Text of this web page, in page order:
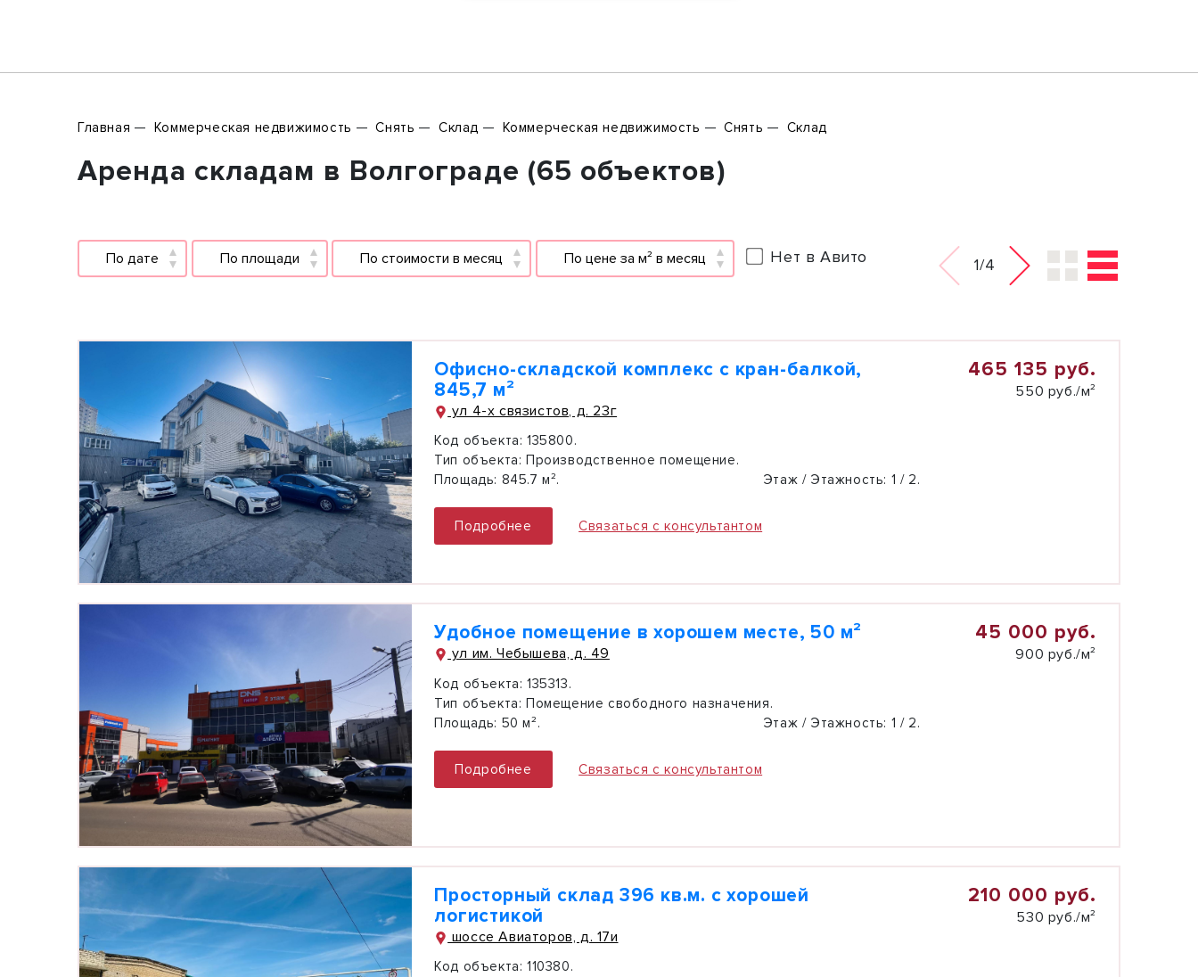
Главная Коммерческая недвижимость Снять Склад Коммерческая недвижимость Снять Склад
Аренда складам в Волгограде (65 объектов)
По дате По площади По стоимости в месяц По цене за м² в месяц Нет в Авито 1/4
Офисно-складской комплекс с кран-балкой,
845,7 м²
ул 4-х связистов, д. 23г
465 135 руб.
550 руб./м²
Код объекта: 135800.
Тип объекта: Производственное помещение.
Площадь: 845.7 м². Этаж / Этажность: 1 / 2.
Подробнее Связаться с консультантом
Удобное помещение в хорошем месте, 50 м²
ул им. Чебышева, д. 49
45 000 руб.
900 руб./м²
Код объекта: 135313.
Тип объекта: Помещение свободного назначения.
Площадь: 50 м². Этаж / Этажность: 1 / 2.
Подробнее Связаться с консультантом
Просторный склад 396 кв.м. с хорошей
логистикой
шоссе Авиаторов, д. 17и
210 000 руб.
530 руб./м²
Код объекта: 110380.